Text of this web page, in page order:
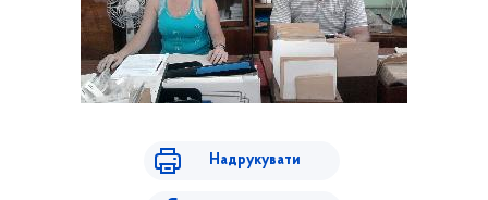
Надрукувати